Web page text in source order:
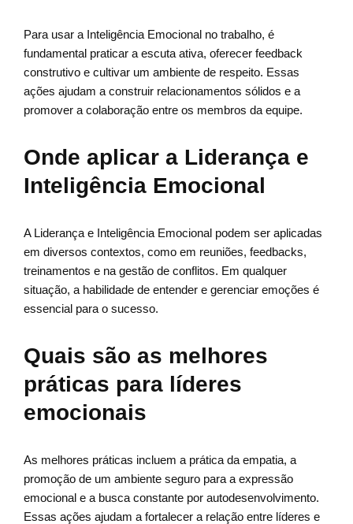
Para usar a Inteligência Emocional no trabalho, é
fundamental praticar a escuta ativa, oferecer feedback
construtivo e cultivar um ambiente de respeito. Essas
ações ajudam a construir relacionamentos sólidos e a
promover a colaboração entre os membros da equipe.
Onde aplicar a Liderança e
Inteligência Emocional
A Liderança e Inteligência Emocional podem ser aplicadas
em diversos contextos, como em reuniões, feedbacks,
treinamentos e na gestão de conflitos. Em qualquer
situação, a habilidade de entender e gerenciar emoções é
essencial para o sucesso.
Quais são as melhores
práticas para líderes
emocionais
As melhores práticas incluem a prática da empatia, a
promoção de um ambiente seguro para a expressão
emocional e a busca constante por autodesenvolvimento.
Essas ações ajudam a fortalecer a relação entre líderes e